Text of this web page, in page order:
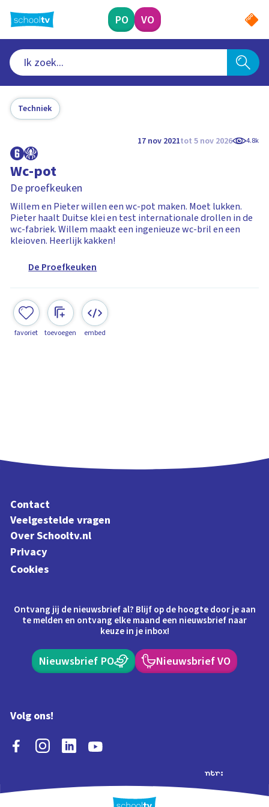
naar
hoofdinhoud
PO VO
Techniek
17 nov 2021tot 5 nov 2026 4.8k
Wc-pot
De proefkeuken
Willem en Pieter willen een wc-pot maken. Moet lukken.
Pieter haalt Duitse klei en test internationale drollen in de
wc-fabriek. Willem maakt een ingenieuze wc-bril en een
kleioven. Heerlijk kakken!
De Proefkeuken
favoriet toevoegen embed
Contact
Veelgestelde vragen
Over Schooltv.nl
Privacy
Cookies
Ontvang jij de nieuwsbrief al? Blijf op de hoogte door je aan
te melden en ontvang elke maand een nieuwsbrief naar
keuze in je inbox!
Nieuwsbrief PO Nieuwsbrief VO
Volg ons!